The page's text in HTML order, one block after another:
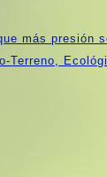
más presión
Terreno,